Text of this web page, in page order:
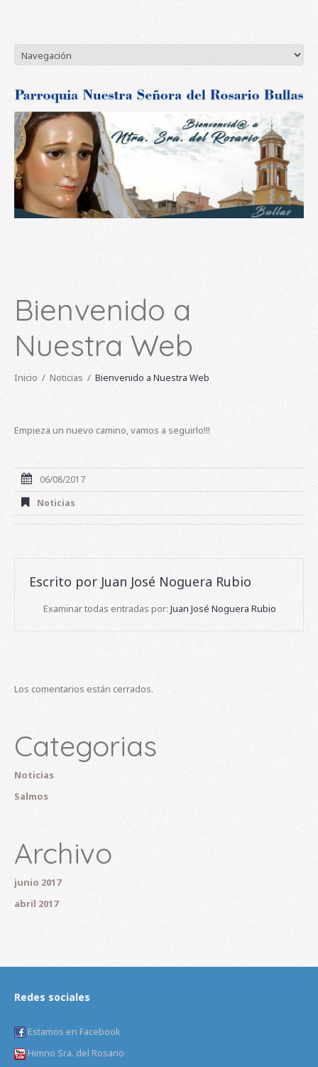
Bienvenido a
Nuestra Web
Inicio Noticias Bienvenido a Nuestra Web
Empieza un nuevo camino, vamos a seguirlo!!!
06/08/2017
Noticias
Escrito por Juan José Noguera Rubio
Examinar todas entradas por: Juan José Noguera Rubio
Los comentarios están cerrados.
Categorias
Noticias
Salmos
Archivo
junio 2017
abril 2017
Redes sociales
Estamos en Facebook
Himno Sra. del Rosario